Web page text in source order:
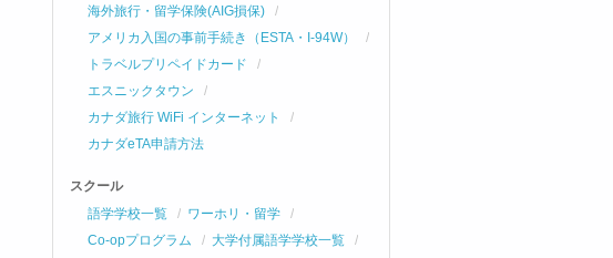
海外旅行・留学保険(AIG損保)
アメリカ入国の事前手続き（ESTA・I-94W）
トラベルプリペイドカード
エスニックタウン
カナダ旅行 WiFi インターネット
カナダeTA申請方法
スクール
語学学校一覧
ワーホリ・留学
Co-opプログラム
大学付属語学学校一覧